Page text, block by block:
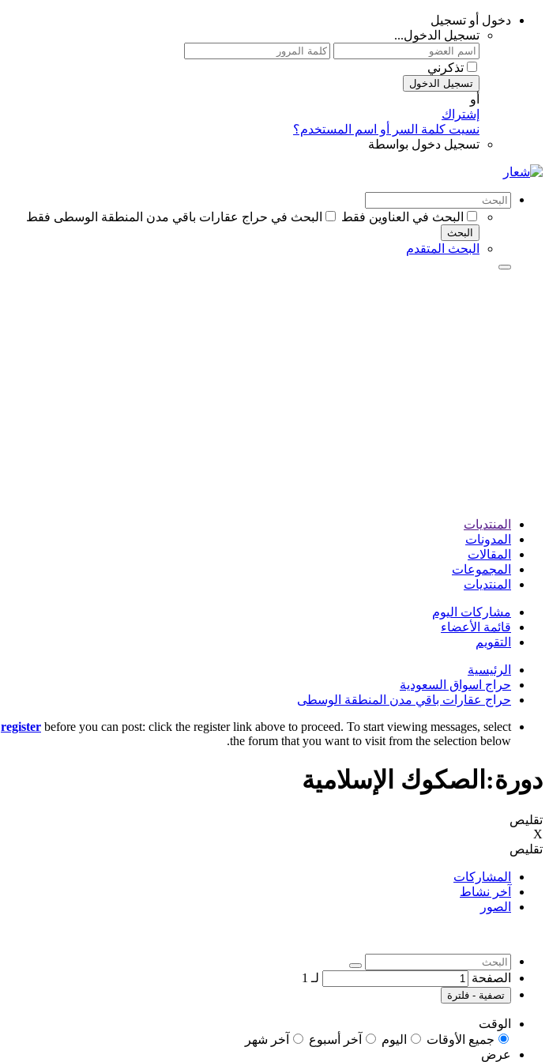
دخول أو تسجيل
تسجيل الدخول...
تذكرني
تسجيل الدخول
أو
إشتراك
نسيت كلمة السر أو اسم المستخدم؟
تسجيل دخول بواسطة
البحث في العناوين فقط البحث في حراج عقارات باقي مدن المنطقة الوسطى فقط
البحث
البحث المتقدم
المنتديات
المدونات
المقالات
المجموعات
المنتديات
مشاركات اليوم
قائمة الأعضاء
التقويم
الرئيسية
حراج اسواق السعودية
حراج عقارات باقي مدن المنطقة الوسطى
register before you can post: click the register link above to proceed. To start viewing messages, select
the forum that you want to visit from the selection below.
دورة:الصكوك الإسلامية
تقليص
X
تقليص
المشاركات
آخر نشاط
الصور
الصفحة لـ 1
تصفية - فلترة
الوقت
جميع الأوقات
اليوم آخر أسبوع
آخر شهر
عرض